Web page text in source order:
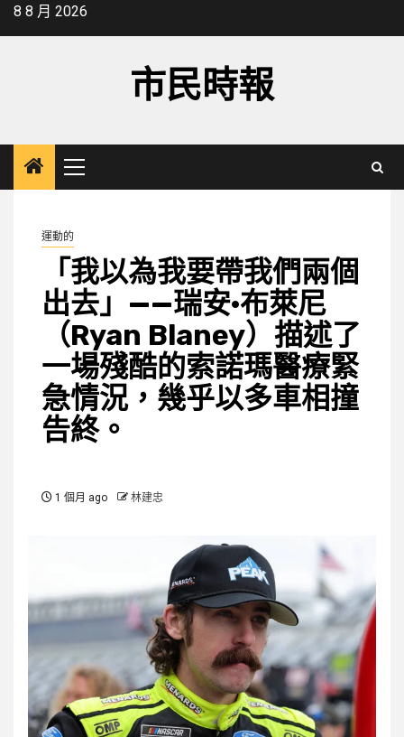
Skip8 8 月 2026
市民時報
Primary
Menu
運動的
「我以為我要帶我們兩個
出去」——瑞安·布萊尼
（Ryan Blaney）描述了
一場殘酷的索諾瑪醫療緊
急情況，幾乎以多車相撞
告終。
1 個月 ago 林建忠